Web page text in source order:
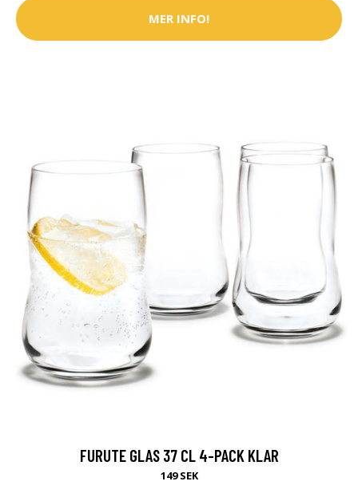
MER INFO!
FURUTE GLAS 37 CL 4-PACK KLAR
149 SEK